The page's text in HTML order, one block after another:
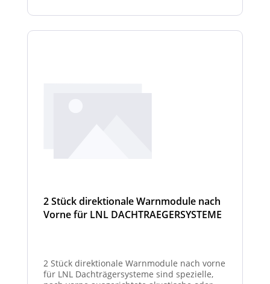
2 Stück direktionale Warnmodule nach
Vorne für LNL DACHTRAEGERSYSTEME
2 Stück direktionale Warnmodule nach vorne
für LNL Dachträgersysteme sind spezielle,